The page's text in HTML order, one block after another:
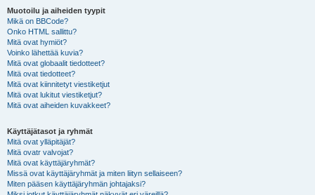
Muotoilu ja aiheiden tyypit
Mikä on BBCode?
Onko HTML sallittu?
Mitä ovat hymiöt?
Voinko lähettää kuvia?
Mitä ovat globaalit tiedotteet?
Mitä ovat tiedotteet?
Mitä ovat kiinnitetyt viestiketjut
Mitä ovat lukitut viestiketjut?
Mitä ovat aiheiden kuvakkeet?
Käyttäjätasot ja ryhmät
Mitä ovat ylläpitäjät?
Mitä ovatr valvojat?
Mitä ovat käyttäjäryhmät?
Missä ovat käyttäjäryhmät ja miten liityn sellaiseen?
Miten pääsen käyttäjäryhmän johtajaksi?